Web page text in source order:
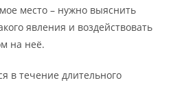
место – нужно выяснить
явления и воздействовать
на неё.
в течение длительного